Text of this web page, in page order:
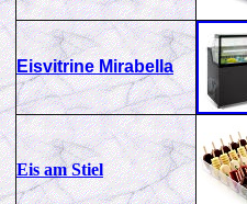
Eisvitrine Mirabella
Eis am Stiel